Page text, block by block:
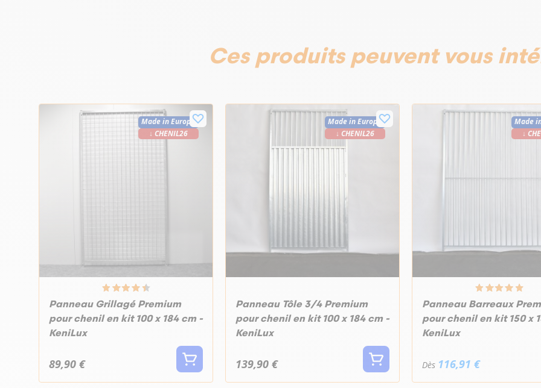
Ces produits peuvent vous
Made in Europe
↓ CHENIL26
Panneau Grillagé Premium
pour chenil en kit 100 x 184 cm -
KeniLux
89,90 €
Made in Europe
↓ CHENIL26
Panneau Tôle 3/4 Premium
pour chenil en kit 100 x 184 cm -
KeniLux
139,90 €
Made
↓
Panneau Barreaux
pour chenil en kit 150 x
KeniLux
Dès 116,91 €